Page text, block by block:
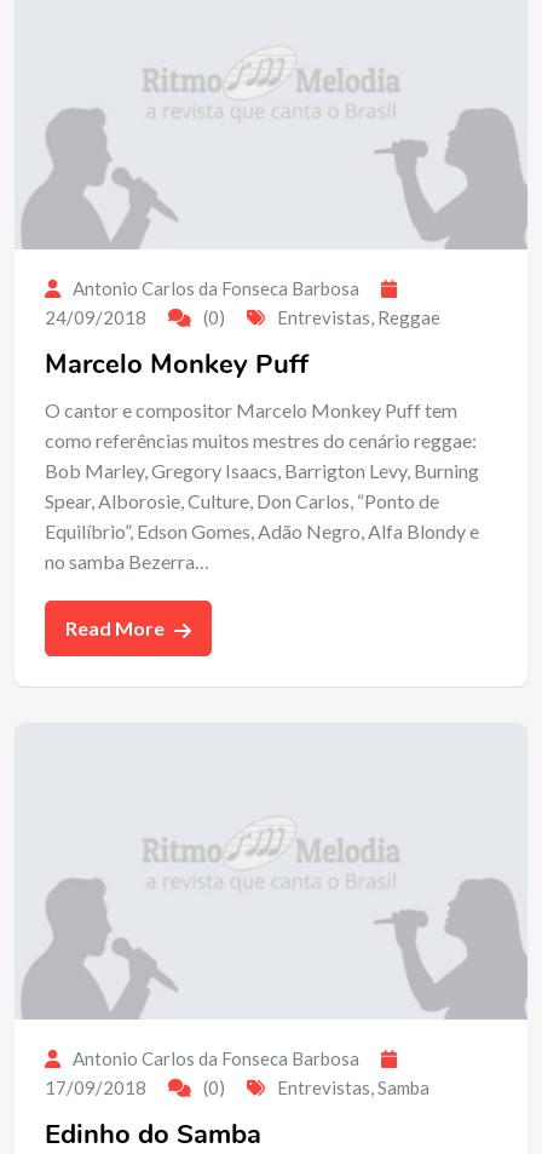
Antonio Carlos da Fonseca Barbosa
24/09/2018
(0) Entrevistas, Reggae
Marcelo Monkey Puff
O cantor e compositor Marcelo Monkey Puff tem
como referências muitos mestres do cenário reggae:
Bob Marley, Gregory Isaacs, Barrigton Levy, Burning
Spear, Alborosie, Culture, Don Carlos, “Ponto de
Equilíbrio”, Edson Gomes, Adão Negro, Alfa Blondy e
no samba Bezerra…
Read More
Antonio Carlos da Fonseca Barbosa
17/09/2018
(0) Entrevistas,Samba
Edinho do Samba